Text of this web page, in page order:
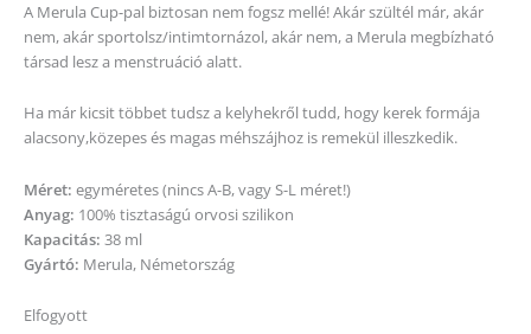
A Merula Cup-pal biztosan nem fogsz mellé! Akár szültél már, akár
nem, akár sportolsz/intimtornázol, akár nem, a Merula megbízható
társad lesz a menstruáció alatt.
Ha már kicsit többet tudsz a kelyhekről tudd, hogy kerek formája
alacsony,közepes és magas méhszájhoz is remekül illeszkedik.
Méret: egyméretes (nincs A-B, vagy S-L méret!)
Anyag: 100% tisztaságú orvosi szilikon
Kapacitás: 38 ml
Gyártó: Merula, Németország
Elfogyott